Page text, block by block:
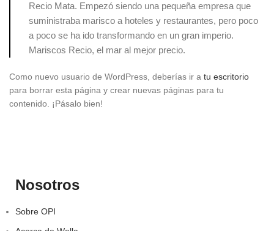
Recio Mata. Empezó siendo una pequeña empresa que
suministraba marisco a hoteles y restaurantes, pero poco
a poco se ha ido transformando en un gran imperio.
Mariscos Recio, el mar al mejor precio.
Como nuevo usuario de WordPress, deberías ir a tu escritorio
para borrar esta página y crear nuevas páginas para tu
contenido. ¡Pásalo bien!
Nosotros
Sobre OPI